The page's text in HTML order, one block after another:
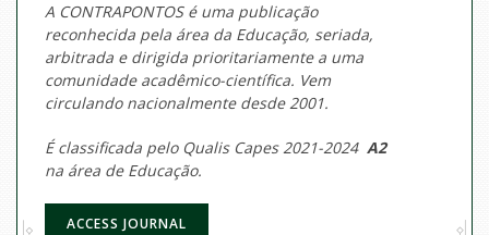
A CONTRAPONTOS é uma publicação
reconhecida pela área da Educação, seriada,
arbitrada e dirigida prioritariamente a uma
comunidade acadêmico-científica. Vem
circulando nacionalmente desde 2001.
É classificada pelo Qualis Capes 2021-2024 A2
na área de Educação.
ACCESS JOURNAL